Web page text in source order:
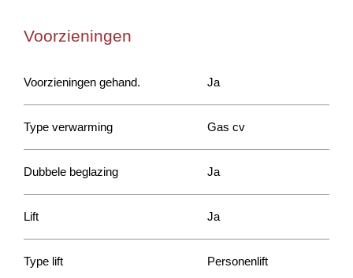
Voorzieningen
Voorzieningen gehand. Ja
Type verwarming Gas cv
Dubbele beglazing Ja
Lift Ja
Type lift Personenlift